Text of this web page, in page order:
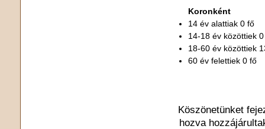
Koronként
14 év alattiak 0 fő
14-18 év közöttiek
18-60 év közöttiek
60 év felettiek 0 fő
Köszönetünket
hozva